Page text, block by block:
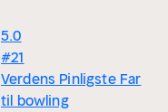
5.0
#21
Verdens Pinligste Far
til bowling